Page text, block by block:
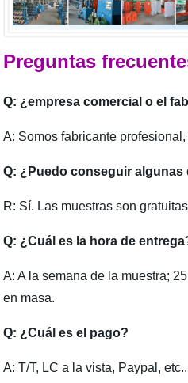
Preguntas
Q: ¿empresa comercial o el
A: Somos fabricante
Q: ¿Puedo conseguir algunas
R: Sí. Las muestras son
Q: ¿Cuál es la hora de
A: A la semana de la muestra;
en masa.
Q: ¿Cuál es el pago?
A: T/T, LC a la vista, Paypal,